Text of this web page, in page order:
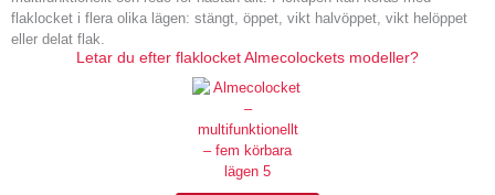
flaklocket i flera olika lägen: stängt, öppet, vikt halvöppet, vikt helöppet
eller delat flak.
Letar du efter flaklocket Almecolockets modeller?